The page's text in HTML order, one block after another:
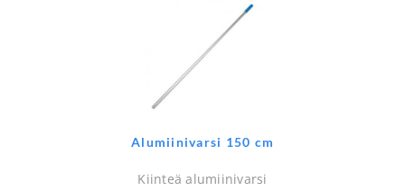
Alumiinivarsi 150 cm
Kiinteä alumiinivarsi